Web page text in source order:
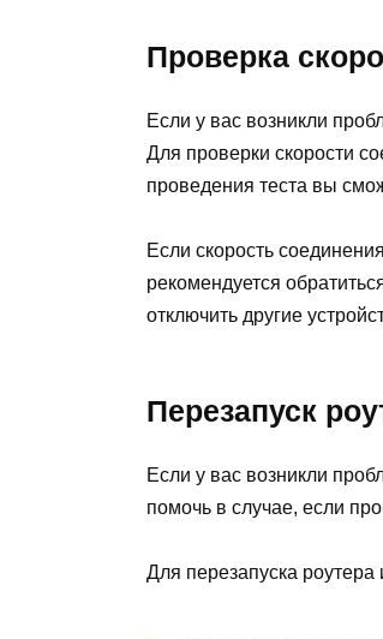
Проверка
Если у вас возникли
Для проверки скорости
проведения теста вы
Если скорость
рекомендуется
отключить другие
Перезапуск
Если у вас возникли
помочь в случае, если
Для перезапуска